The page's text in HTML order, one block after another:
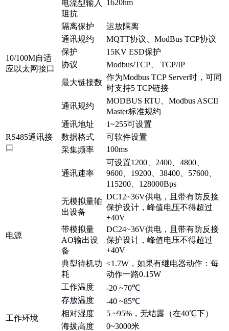
电流型输入
阻抗
1620hm
隔离保护 运放隔离
10/100M自适
应以太网接口
通讯规约
MQTT协议、ModBus TCP协议
保护
15KV ESD保护
协议
Modbus/TCP、 TCP/IP
最大链接数
作为Modbus TCP Server时，可同
时支持5 TCP链接
RS485通讯接
口
通讯规约
MODBUS RTU、Modbus ASCII
Master标准规约
通讯地址
1~255可设置
数据格式
可软件设置
采集频率
100ms
通讯速率
可设置1200、2400、4800、
9600、19200、38400、57600、
115200、128000Bps
电源
无模拟量输
出设备
DC12~36V供电，且带有防反接
保护设计，峰值电压不得超过
+40V
带模拟量
AO输出设
备
DC24~36V供电，且带有防反接
保护设计，峰值电压不得超过
+40V
典型待机功
耗
≤1.7W，如果有继电器动作：每
动作一路0.15W
工作环境
工作温度 -20 ~70℃
存放温度
-40 ~85℃
相对湿度
5 ~95%，无结露（在40℃下）
海拔高度
0~3000米